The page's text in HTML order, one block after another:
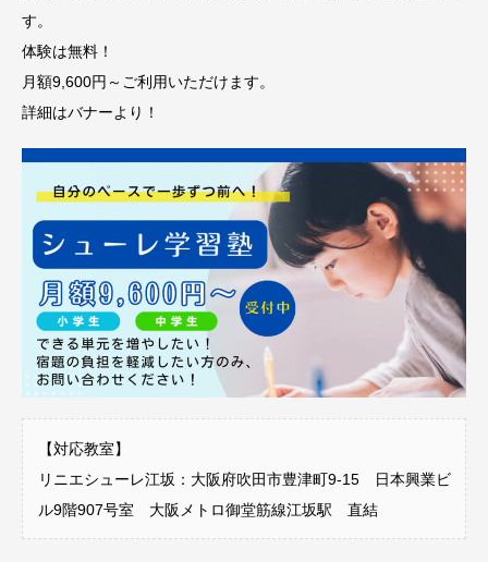
す。
体験は無料！
月額9,600円～ご利用いただけます。
詳細はバナーより！
【対応教室】
リニエシューレ江坂：大阪府吹田市豊津町9-15 日本興業ビ
ル9階907号室 大阪メトロ御堂筋線江坂駅 直結